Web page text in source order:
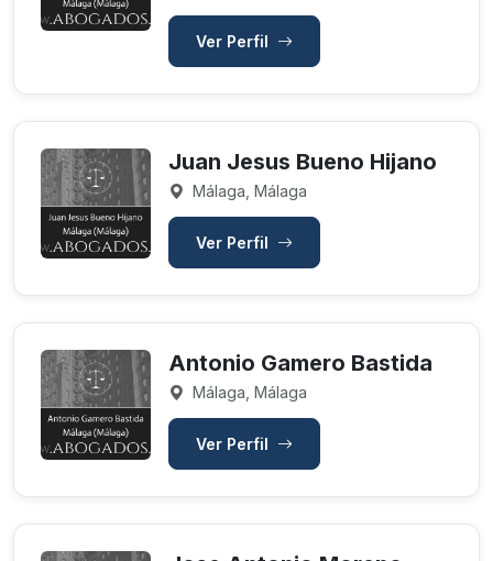
Ver Perfil
Juan Jesus Bueno Hijano
Málaga, Málaga
Ver Perfil
Antonio Gamero Bastida
Málaga, Málaga
Ver Perfil